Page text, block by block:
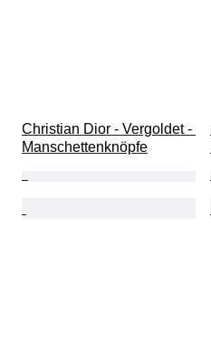
Christian Dior - Vergoldet -
Manschettenknöpfe